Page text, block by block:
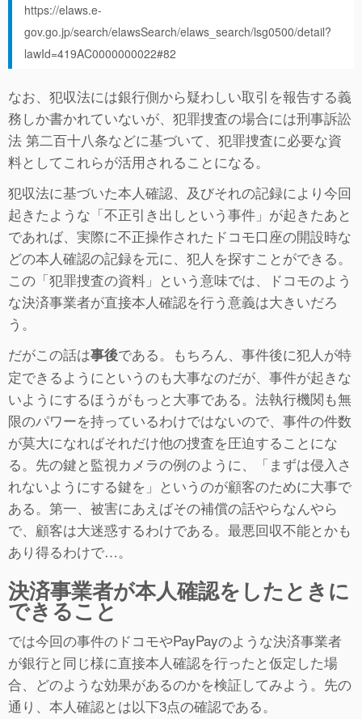
https://elaws.e-
gov.go.jp/search/elawsSearch/elaws_search/lsg0500/detail?
lawId=419AC0000000022#82
なお、犯収法には銀行側から疑わしい取引を報告する義
務しか書かれていないが、犯罪捜査の場合には刑事訴訟
法 第二百十八条などに基づいて、犯罪捜査に必要な資
料としてこれらが活用されることになる。
犯収法に基づいた本人確認、及びそれの記録により今回
起きたような「不正引き出しという事件」が起きたあと
であれば、実際に不正操作されたドコモ口座の開設時な
どの本人確認の記録を元に、犯人を探すことができる。
この「犯罪捜査の資料」という意味では、ドコモのよう
な決済事業者が直接本人確認を行う意義は大きいだろ
う。
だがこの話は事後である。もちろん、事件後に犯人が特
定できるようにというのも大事なのだが、事件が起きな
いようにするほうがもっと大事である。法執行機関も無
限のパワーを持っているわけではないので、事件の件数
が莫大になればそれだけ他の捜査を圧迫することにな
る。先の鍵と監視カメラの例のように、「まずは侵入さ
れないようにする鍵を」というのが顧客のために大事で
ある。第一、被害にあえばその補償の話やらなんやら
で、顧客は大迷惑するわけである。最悪回収不能とかも
あり得るわけで…。
決済事業者が本人確認をしたときに
できること
では今回の事件のドコモやPayPayのような決済事業者
が銀行と同じ様に直接本人確認を行ったと仮定した場
合、どのような効果があるのかを検証してみよう。先の
通り、本人確認とは以下3点の確認である。